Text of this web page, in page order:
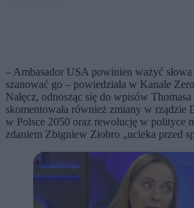
– Ambasador USA powinien ważyć
szanować go – powiedziała w Kanale
Nałęcz, odnosząc się do wpisów
skomentowała również zmiany w rządzie
w Polsce 2050 oraz rewolucję w polityce
zdaniem Zbigniew Ziobro „ucieka przed